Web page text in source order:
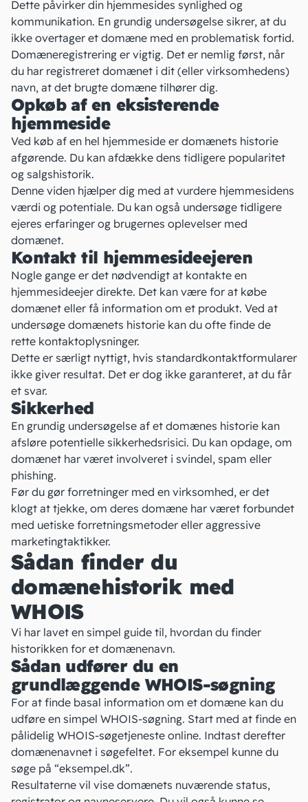
Dette påvirker din hjemmesides synlighed og
kommunikation. En grundig undersøgelse sikrer, at du
ikke overtager et domæne med en problematisk fortid.
Domæneregistrering er vigtig. Det er nemlig først, når
du har registreret domænet i dit (eller virksomhedens)
navn, at det brugte domæne tilhører dig.
Opkøb af en eksisterende
hjemmeside
Ved køb af en hel hjemmeside er domænets historie
afgørende. Du kan afdække dens tidligere popularitet
og salgshistorik.
Denne viden hjælper dig med at vurdere hjemmesidens
værdi og potentiale. Du kan også undersøge tidligere
ejeres erfaringer og brugernes oplevelser med
domænet.
Kontakt til hjemmesideejeren
Nogle gange er det nødvendigt at kontakte en
hjemmesideejer direkte. Det kan være for at købe
domænet eller få information om et produkt. Ved at
undersøge domænets historie kan du ofte finde de
rette kontaktoplysninger.
Dette er særligt nyttigt, hvis standardkontaktformularer
ikke giver resultat. Det er dog ikke garanteret, at du får
et svar.
Sikkerhed
En grundig undersøgelse af et domænes historie kan
afsløre potentielle sikkerhedsrisici. Du kan opdage, om
domænet har været involveret i svindel, spam eller
phishing.
Før du gør forretninger med en virksomhed, er det
klogt at tjekke, om deres domæne har været forbundet
med uetiske forretningsmetoder eller aggressive
marketingtaktikker.
Sådan finder du
domænehistorik med
WHOIS
Vi har lavet en simpel guide til, hvordan du finder
historikken for et domænenavn.
Sådan udfører du en
grundlæggende WHOIS-søgning
For at finde basal information om et domæne kan du
udføre en simpel WHOIS-søgning. Start med at finde en
pålidelig WHOIS-søgetjeneste online. Indtast derefter
domænenavnet i søgefeltet. For eksempel kunne du
søge på “eksempel.dk”.
Resultaterne vil vise domænets nuværende status,